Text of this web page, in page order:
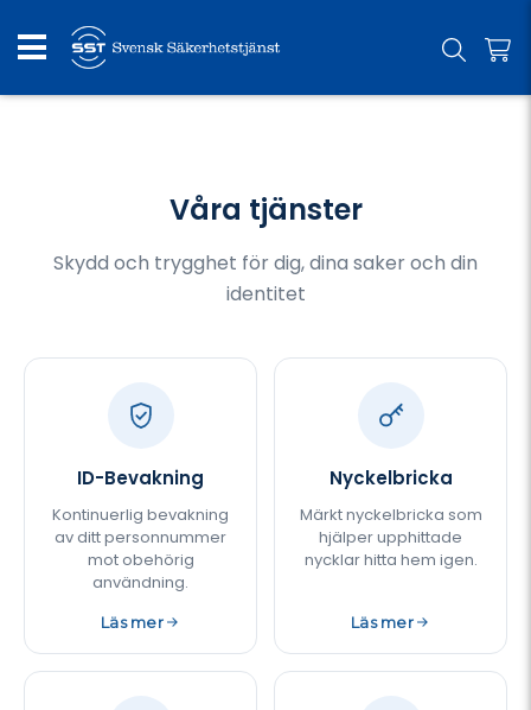
Våra tjänster
Skydd och trygghet för dig, dina saker och din
identitet
ID-Bevakning
Kontinuerlig bevakning
av ditt personnummer
mot obehörig
användning.
Läs mer
Nyckelbricka
Märkt nyckelbricka som
hjälper upphittade
nycklar hitta hem igen.
Läs mer